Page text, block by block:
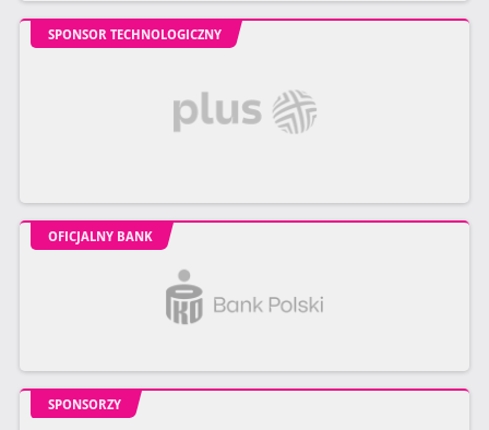
SPONSOR TECHNOLOGICZNY
OFICJALNY BANK
SPONSORZY